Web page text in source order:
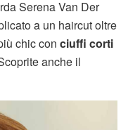
Serena Van Der
a un haircut oltre
chic con ciuffi corti
anche il